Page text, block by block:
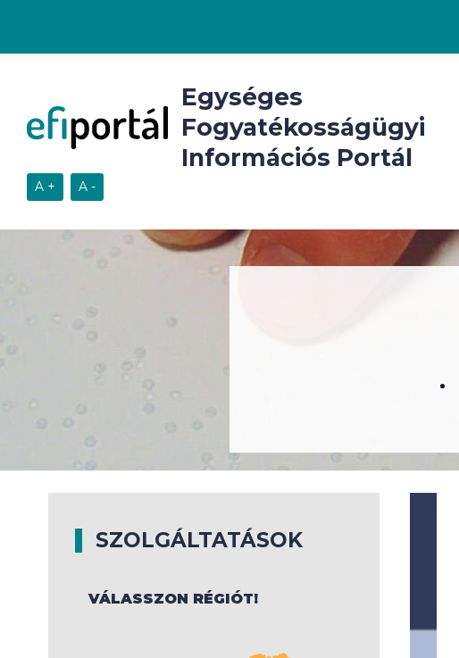
Egységes
Fogyatékosságügyi
Információs Portál
SZOLGÁLTATÁSOK
VÁLASSZON RÉGIÓT!